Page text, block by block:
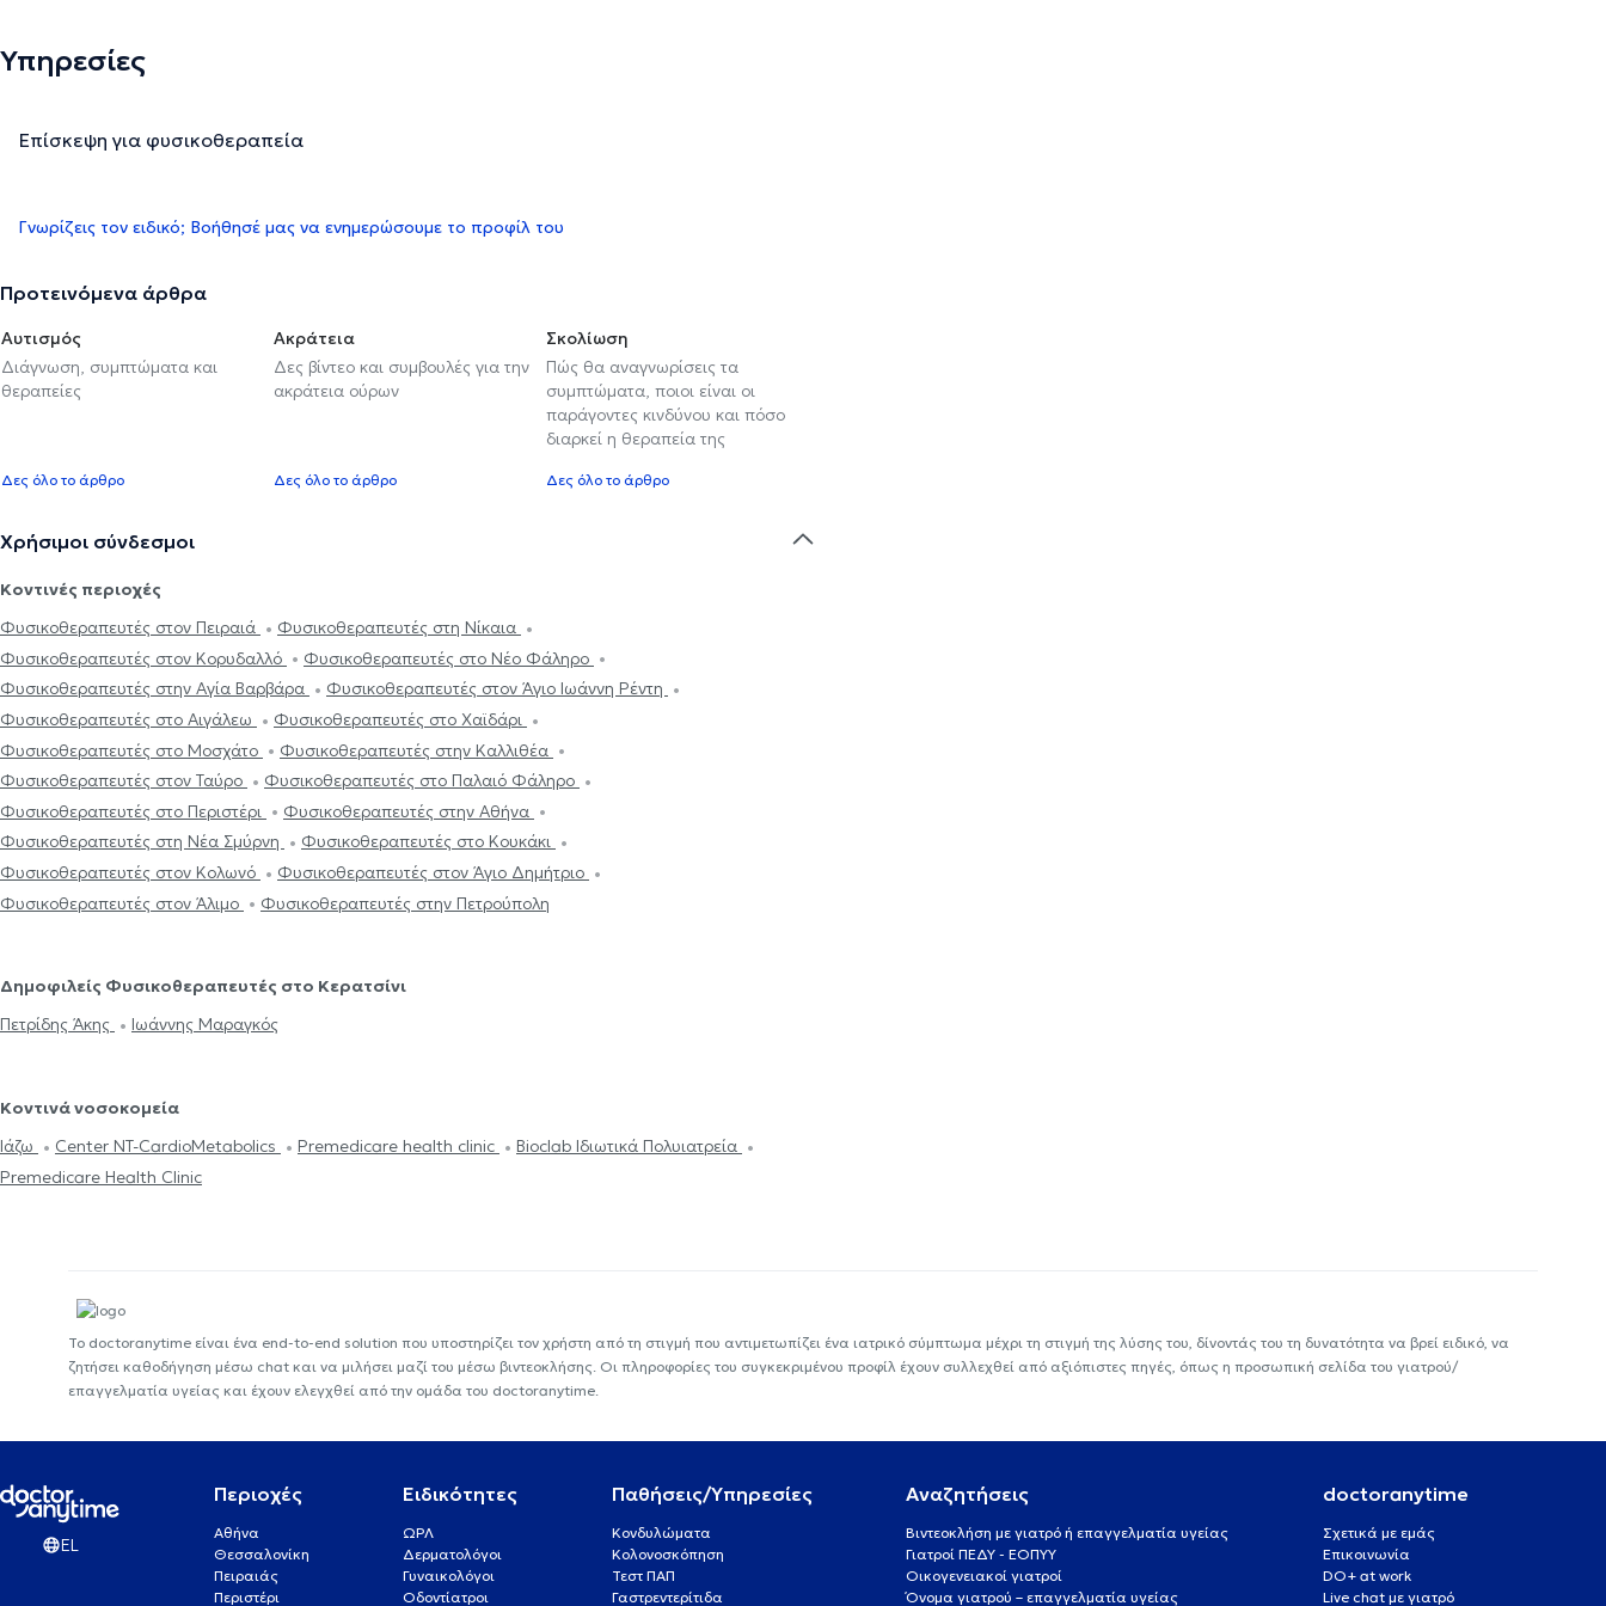
Υπηρεσίες
Επίσκεψη για φυσικοθεραπεία
Γνωρίζεις τον ειδικό; Βοήθησέ μας να ενημερώσουμε το προφίλ του
Προτεινόμενα άρθρα
Αυτισμός
Διάγνωση, συμπτώματα και
θεραπείες
Δες όλο το άρθρο
Ακράτεια
Δες βίντεο και συμβουλές για την
ακράτεια ούρων
Δες όλο το άρθρο
Σκολίωση
Πώς θα αναγνωρίσεις τα
συμπτώματα, ποιοι είναι οι
παράγοντες κινδύνου και πόσο
διαρκεί η θεραπεία της
Δες όλο το άρθρο
Χρήσιμοι σύνδεσμοι
Κοντινές περιοχές
Φυσικοθεραπευτές στον Πειραιά
Φυσικοθεραπευτές στη Νίκαια
Φυσικοθεραπευτές στον Κορυδαλλό
Φυσικοθεραπευτές στο Νέο Φάληρο
Φυσικοθεραπευτές στην Αγία Βαρβάρα
Φυσικοθεραπευτές στον Άγιο Ιωάννη Ρέντη
Φυσικοθεραπευτές στο Αιγάλεω
Φυσικοθεραπευτές στο Χαϊδάρι
Φυσικοθεραπευτές στο Μοσχάτο
Φυσικοθεραπευτές στην Καλλιθέα
Φυσικοθεραπευτές στον Ταύρο
Φυσικοθεραπευτές στο Παλαιό Φάληρο
Φυσικοθεραπευτές στο Περιστέρι
Φυσικοθεραπευτές στην Αθήνα
Φυσικοθεραπευτές στη Νέα Σμύρνη
Φυσικοθεραπευτές στο Κουκάκι
Φυσικοθεραπευτές στον Κολωνό
Φυσικοθεραπευτές στον Άγιο Δημήτριο
Φυσικοθεραπευτές στον Άλιμο
Φυσικοθεραπευτές στην Πετρούπολη
Δημοφιλείς Φυσικοθεραπευτές στο Κερατσίνι
Πετρίδης Άκης
Ιωάννης Μαραγκός
Κοντινά νοσοκομεία
Ιάζω
Center NT-CardioMetabolics Premedicare health clinic
Bioclab Ιδιωτικά Πολυιατρεία
Premedicare Health Clinic
Το doctoranytime είναι ένα end-to-end solution που υποστηρίζει τον χρήστη από τη στιγμή που αντιμετωπίζει ένα ιατρικό σύμπτωμα μέχρι τη στιγμή της λύσης του, δίνοντάς του τη δυνατότητα να βρεί ειδικό, να
ζητήσει καθοδήγηση μέσω chat και να μιλήσει μαζί του μέσω βιντεοκλήσης. Οι πληροφορίες του συγκεκριμένου προφίλ έχουν συλλεχθεί από αξιόπιστες πηγές, όπως η προσωπική σελίδα του γιατρού/
επαγγελματία υγείας και έχουν ελεγχθεί από την ομάδα του doctoranytime.
EL
Περιοχές
Αθήνα
Θεσσαλονίκη
Πειραιάς
Περιστέρι
Ειδικότητες
ΩΡΛ
Δερματολόγοι
Γυναικολόγοι
Οδοντίατροι
Παθήσεις/Υπηρεσίες
Κονδυλώματα
Κολονοσκόπηση
Τεστ ΠΑΠ
Γαστρεντερίτιδα
Αναζητήσεις
Βιντεοκλήση με γιατρό ή επαγγελματία υγείας
Γιατροί ΠΕΔΥ - ΕΟΠΥΥ
Οικογενειακοί γιατροί
Όνομα γιατρού – επαγγελματία υγείας
doctoranytime
Σχετικά με εμάς
Επικοινωνία
DO+ at work
Live chat με γιατρό